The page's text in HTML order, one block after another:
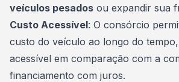
veículos pesados ou expandir sua
Custo Acessível: O consórcio
custo do veículo ao longo do
acessível em comparação com a
financiamento com juros.